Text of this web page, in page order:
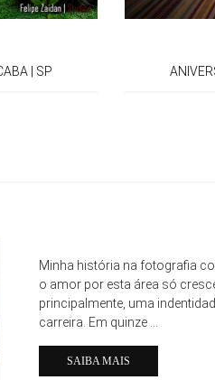
| SP
Minha história na fotografia
o amor por esta área só
principalmente, uma
carreira. Em quinze ...
SAIBA MAIS